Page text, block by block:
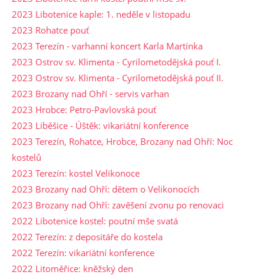
2023 Libotenice kaple: 1. neděle v listopadu
2023 Rohatce pouť
2023 Terezín - varhanní koncert Karla Martínka
2023 Ostrov sv. Klimenta - Cyrilometodějská pouť I.
2023 Ostrov sv. Klimenta - Cyrilometodějská pouť II.
2023 Brozany nad Ohří - servis varhan
2023 Hrobce: Petro-Pavlovská pouť
2023 Liběšice - Úštěk: vikariátní konference
2023 Terezín, Rohatce, Hrobce, Brozany nad Ohří: Noc
kostelů
2023 Terezín: kostel Velikonoce
2023 Brozany nad Ohří: dětem o Velikonocích
2023 Brozany nad Ohří: zavěšení zvonu po renovaci
2022 Libotenice kostel: poutní mše svatá
2022 Terezín: z depositáře do kostela
2022 Terezín: vikariátní konference
2022 Litoměřice: kněžský den